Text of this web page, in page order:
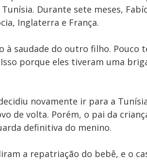
Durante sete meses,
Inglaterra e França.
à saudade do outro filho. Pouco
porque eles tiveram uma
novamente ir para a
de volta. Porém, o pai da
definitiva do menino.
a repatriação do bebê, e o